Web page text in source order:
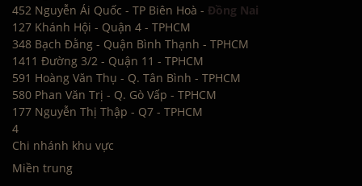
452 Nguyễn Ái Quốc - TP Biên Hoà - Đồng Nai
127 Khánh Hội - Quận 4 - TPHCM
348 Bạch Đằng - Quận Bình Thạnh - TPHCM
1411 Đường 3/2 - Quận 11 - TPHCM
591 Hoàng Văn Thụ - Q. Tân Bình - TPHCM
580 Phan Văn Trị - Q. Gò Vấp - TPHCM
177 Nguyễn Thị Thập - Q7 - TPHCM
4
Chi nhánh khu vực
Miền trung